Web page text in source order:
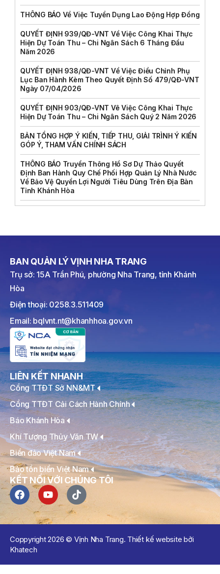
THÔNG BÁO Về Việc Tuyển Dụng Lao Động Hợp Đồng
QUYẾT ĐỊNH 939/QĐ-VNT Về Việc Công Khai Thực
Hiện Dự Toán Thu – Chi Ngân Sách 6 Tháng Đầu
Năm 2026
QUYẾT ĐỊNH 938/QĐ-VNT Về Việc Điều Chỉnh Phụ
Lục Ban Hành Kèm Theo Quyết Định Số 479/QĐ-VNT
Ngày 07/04/2026
QUYẾT ĐỊNH 903/QĐ-VNT Vê Việc Công Khai Thực
Hiện Dự Toán Thu – Chi Ngân Sách Quý 2 Năm 2026
BẢN TỔNG HỢP Ý KIẾN, TIẾP THU, GIẢI TRÌNH Ý KIẾN
GÓP Ý, THAM VẤN CHÍNH SÁCH
THÔNG BÁO Truyền Thông Hồ Sơ Dự Thảo Quyết
Định Ban Hành Quy Chế Phối Hợp Quản Lý Nhà Nước
Về Bảo Vệ Quyền Lợi Người Tiêu Dùng Trên Địa Bàn
Tỉnh Khánh Hòa
BAN QUẢN LÝ VỊNH NHA TRANG
Trụ sở: 15A Trần Phú, phường Nha Trang, tỉnh Khánh
Hòa
Điện thoại: 0258.3.511409
Email: bqlvnt.nt@khanhhoa.gov.vn
LIÊN KẾT NHANH
Cổng TTĐT Sở NN&MT
Cổng TTĐT Cải Cách Hành Chính
Báo Khánh Hòa
Khí Tượng Thủy Văn TW
Biển đảo Việt Nam
Bảo tồn biển Việt Nam
KẾT NỐI VỚI CHÚNG TÔI
Coppyright 2026 © Vịnh Nha Trang. Thiết kế website bởi
Khatech